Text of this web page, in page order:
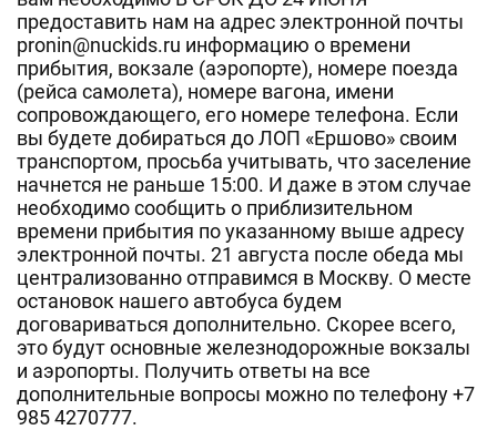
предоставить нам на адрес электронной почты
pronin@nuckids.ru информацию о времени
прибытия, вокзале (аэропорте), номере поезда
(рейса самолета), номере вагона, имени
сопровождающего, его номере телефона. Если
вы будете добираться до ЛОП «Ершово» своим
транспортом, просьба учитывать, что заселение
начнется не раньше 15:00. И даже в этом случае
необходимо сообщить о приблизительном
времени прибытия по указанному выше адресу
электронной почты. 21 августа после обеда мы
централизованно отправимся в Москву. О месте
остановок нашего автобуса будем
договариваться дополнительно. Скорее всего,
это будут основные железнодорожные вокзалы
и аэропорты. Получить ответы на все
дополнительные вопросы можно по телефону +7
985 4270777.